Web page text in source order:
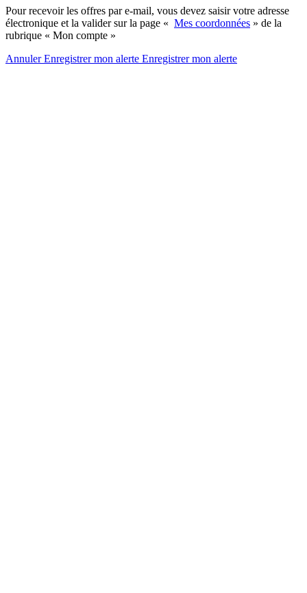
Pour recevoir les offres par e-mail, vous devez saisir votre adresse
électronique et la valider sur la page « Mes coordonnées » de la
rubrique « Mon compte »
AnnulerEnregistrer mon alerte Enregistrermon alerte